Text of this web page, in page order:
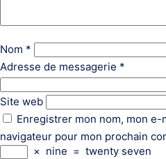
Nom *
Adresse de messagerie *
Site web
Enregistrer mon nom, mon
navigateur pour mon prochain
× nine = twenty seven